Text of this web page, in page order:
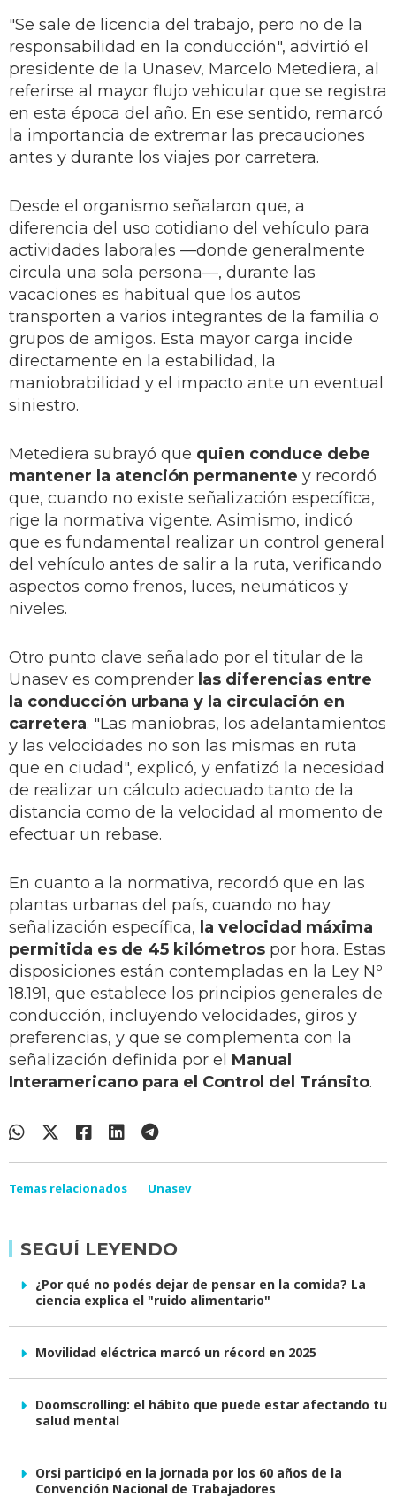
"Se sale de licencia del trabajo, pero no de la
responsabilidad en la conducción", advirtió el
presidente de la Unasev, Marcelo Metediera, al
referirse al mayor flujo vehicular que se registra
en esta época del año. En ese sentido, remarcó
la importancia de extremar las precauciones
antes y durante los viajes por carretera.
Desde el organismo señalaron que, a
diferencia del uso cotidiano del vehículo para
actividades laborales —donde generalmente
circula una sola persona—, durante las
vacaciones es habitual que los autos
transporten a varios integrantes de la familia o
grupos de amigos. Esta mayor carga incide
directamente en la estabilidad, la
maniobrabilidad y el impacto ante un eventual
siniestro.
Metediera subrayó que quien conduce debe
mantener la atención permanente y recordó
que, cuando no existe señalización específica,
rige la normativa vigente. Asimismo, indicó
que es fundamental realizar un control general
del vehículo antes de salir a la ruta, verificando
aspectos como frenos, luces, neumáticos y
niveles.
Otro punto clave señalado por el titular de la
Unasev es comprender las diferencias entre
la conducción urbana y la circulación en
carretera. "Las maniobras, los adelantamientos
y las velocidades no son las mismas en ruta
que en ciudad", explicó, y enfatizó la necesidad
de realizar un cálculo adecuado tanto de la
distancia como de la velocidad al momento de
efectuar un rebase.
En cuanto a la normativa, recordó que en las
plantas urbanas del país, cuando no hay
señalización específica, la velocidad máxima
permitida es de 45 kilómetros por hora. Estas
disposiciones están contempladas en la Ley Nº
18.191, que establece los principios generales de
conducción, incluyendo velocidades, giros y
preferencias, y que se complementa con la
señalización definida por el Manual
Interamericano para el Control del Tránsito.
Temas relacionados Unasev
SEGUÍ LEYENDO
¿Por qué no podés dejar de pensar en la comida? La
ciencia explica el "ruido alimentario"
Movilidad eléctrica marcó un récord en 2025
Doomscrolling: el hábito que puede estar afectando tu
salud mental
Orsi participó en la jornada por los 60 años de la
Convención Nacional de Trabajadores